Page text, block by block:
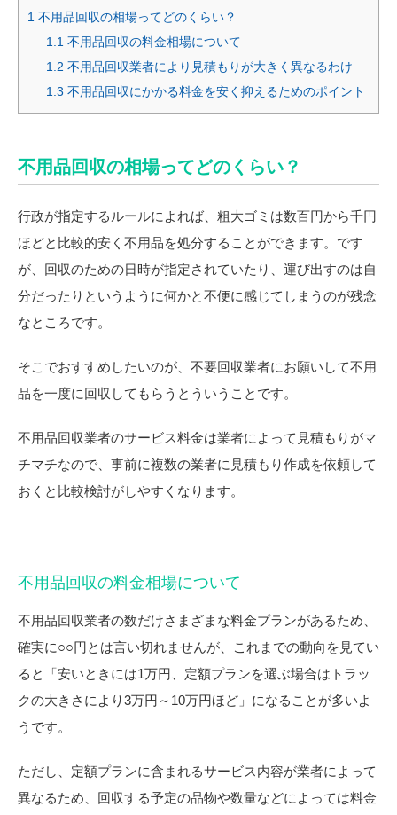
1 不用品回収の相場ってどのくらい？
1.1 不用品回収の料金相場について
1.2 不用品回収業者により見積もりが大きく異なるわけ
1.3 不用品回収にかかる料金を安く抑えるためのポイント
不用品回収の相場ってどのくらい？
行政が指定するルールによれば、粗大ゴミは数百円から千円
ほどと比較的安く不用品を処分することができます。です
が、回収のための日時が指定されていたり、運び出すのは自
分だったりというように何かと不便に感じてしまうのが残念
なところです。
そこでおすすめしたいのが、不要回収業者にお願いして不用
品を一度に回収してもらうとういうことです。
不用品回収業者のサービス料金は業者によって見積もりがマ
チマチなので、事前に複数の業者に見積もり作成を依頼して
おくと比較検討がしやすくなります。
不用品回収の料金相場について
不用品回収業者の数だけさまざまな料金プランがあるため、
確実に○○円とは言い切れませんが、これまでの動向を見てい
ると「安いときには1万円、定額プランを選ぶ場合はトラッ
クの大きさにより3万円～10万円ほど」になることが多いよ
うです。
ただし、定額プランに含まれるサービス内容が業者によって
異なるため、回収する予定の品物や数量などによっては料金